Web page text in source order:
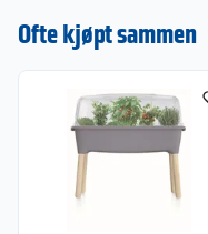
Ofte kjøpt sammen